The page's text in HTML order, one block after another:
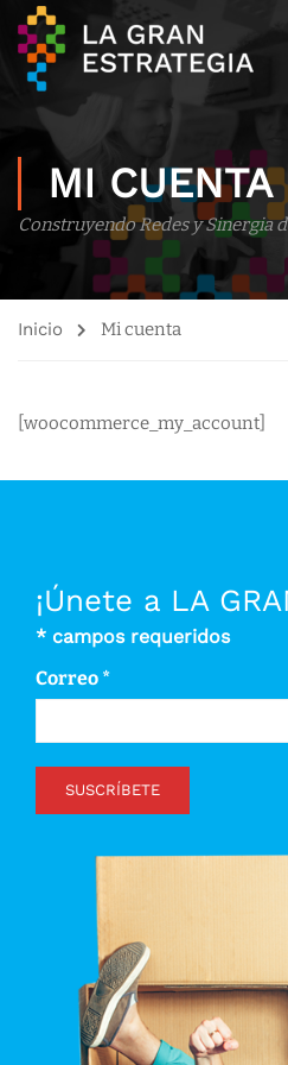
MI CUENTA
Construyendo Redes y Sinergia
Inicio Mi cuenta
[woocommerce_my_account]
¡Únete a LA
* campos requeridos
Correo *